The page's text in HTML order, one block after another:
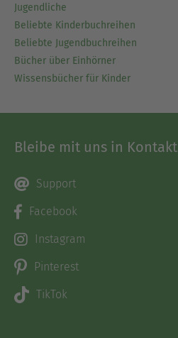
Jugendliche
Beliebte Kinderbuchreihen
Beliebte Jugendbuchreihen
Bücher über Einhörner
Wissensbücher für Kinder
Bleibe mit uns in Kontakt
Support
Facebook
Instagram
Pinterest
TikTok